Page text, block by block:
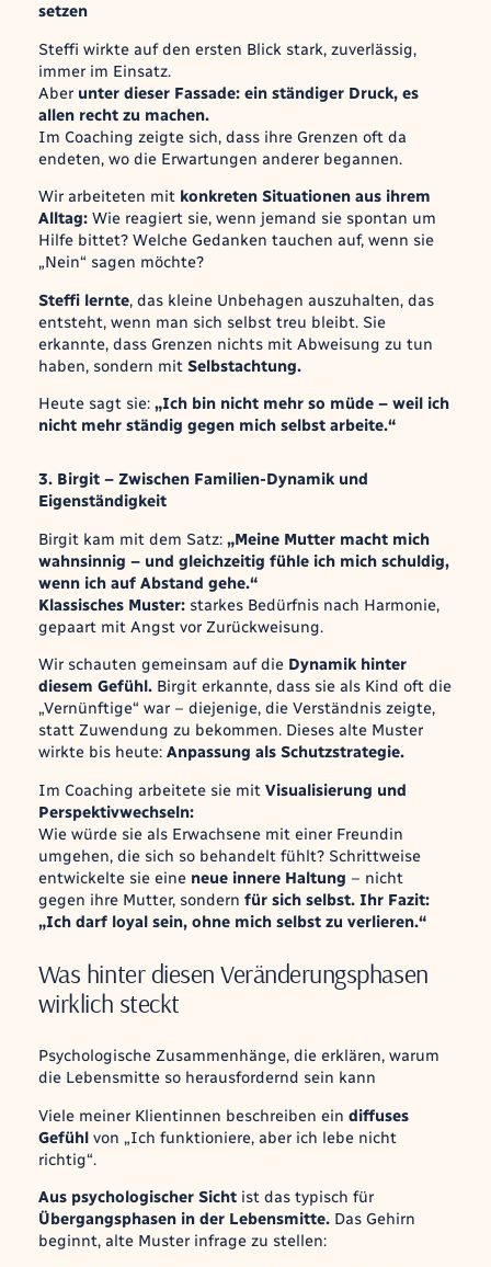
setzen
Steffi wirkte auf den ersten Blick stark, zuverlässig,
immer im Einsatz.
Aber unter dieser Fassade: ein ständiger Druck, es
allen recht zu machen.
Im Coaching zeigte sich, dass ihre Grenzen oft da
endeten, wo die Erwartungen anderer begannen.
Wir arbeiteten mit konkreten Situationen aus ihrem
Alltag:Wie reagiert sie, wenn jemand sie spontan um
Hilfe bittet? Welche Gedanken tauchen auf, wenn sie
„Nein“ sagen möchte?
Steffi lernte, das kleine Unbehagen auszuhalten, das
entsteht, wenn man sich selbst treu bleibt. Sie
erkannte, dass Grenzen nichts mit Abweisung zu tun
haben, sondern mit Selbstachtung.
Heute sagt sie: „Ich bin nicht mehr so müde – weil ich
nicht mehr ständig gegen mich selbst arbeite.“
3. Birgit – Zwischen Familien-Dynamik und
Eigenständigkeit
Birgit kam mit dem Satz: „Meine Mutter macht mich
wahnsinnig – und gleichzeitig fühle ich mich schuldig,
wenn ich auf Abstand gehe.“
Klassisches Muster:starkes Bedürfnis nach Harmonie,
gepaart mit Angst vor Zurückweisung.
Wir schauten gemeinsam auf die Dynamik hinter
diesem Gefühl.Birgit erkannte, dass sie als Kind oft die
„Vernünftige“ war – diejenige, die Verständnis zeigte,
statt Zuwendung zu bekommen. Dieses alte Muster
wirkte bis heute: Anpassung als Schutzstrategie.
Im Coaching arbeitete sie mit Visualisierung und
Perspektivwechseln:
Wie würde sie als Erwachsene mit einer Freundin
umgehen, die sich so behandelt fühlt? Schrittweise
entwickelte sie eine neue innere Haltung – nicht
gegen ihre Mutter, sondern für sich selbst. Ihr Fazit:
„Ich darf loyal sein, ohne mich selbst zu verlieren.“
Was hinter diesen Veränderungsphasen
wirklich steckt
Psychologische Zusammenhänge, die erklären, warum
die Lebensmitte so herausfordernd sein kann
Viele meiner Klientinnen beschreiben ein diffuses
Gefühl von „Ich funktioniere, aber ich lebe nicht
richtig“.
Aus psychologischer Sicht ist das typisch für
Übergangsphasen in der Lebensmitte.Das Gehirn
beginnt, alte Muster infrage zu stellen: